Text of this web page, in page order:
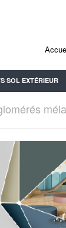
SOL EXTÉRIEUR